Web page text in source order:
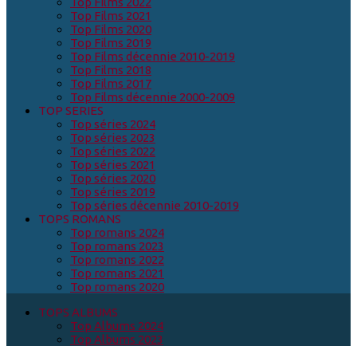
Top Films 2021
Top Films 2020
Top Films 2019
Top Films décennie 2010-2019
Top Films 2018
Top Films 2017
Top Films décennie 2000-2009
TOP SERIES
Top séries 2024
Top séries 2023
Top séries 2022
Top séries 2021
Top séries 2020
Top séries 2019
Top séries décennie 2010-2019
TOPS ROMANS
Top romans 2024
Top romans 2023
Top romans 2022
Top romans 2021
Top romans 2020
TOPS ALBUMS
Top Albums 2024
Top Albums 2023